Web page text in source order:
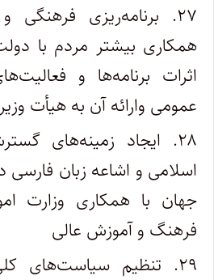
۲۷. برنامه‌ریزی
همکاری بیشتر مردم با
اثرات برنامه‌ها و
عمومی و‌ارائه آن به هیأت
۲۸. ایجاد زمینه‌های
اسلامی و اشاعه زبان
جهان با همکاری وزارت
فرهنگ و آموزش عالی
۲۹. تنظیم سیاست‌های